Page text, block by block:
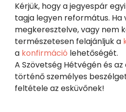
Kérjük, hogy a jegyespár
tagja legyen református. Ha
megkeresztelve, vagy nem
természetesen felajánljuk a
a konfirmáció lehetőségét.
A Szövetség Hétvégén és
történő személyes
feltétele az esküvőnek!